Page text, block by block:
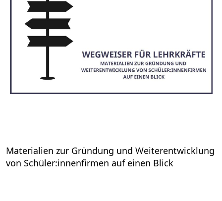
Materialien zur Gründung und Weiterentwicklung
von Schüler:innenfirmen auf einen Blick